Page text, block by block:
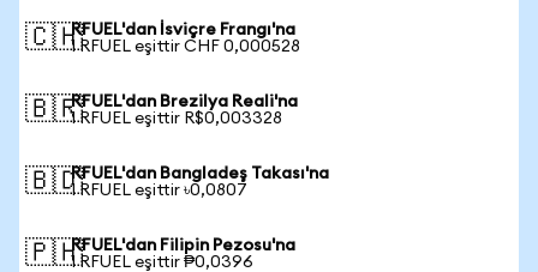
🇨🇭RFUEL'dan İsviçre Frangı'na
1 RFUEL eşittir CHF 0,000528
🇧🇷RFUEL'dan Brezilya Reali'na
1 RFUEL eşittir R$0,003328
🇧🇩RFUEL'dan Bangladeş Takası'na
1 RFUEL eşittir ৳0,0807
🇵🇭RFUEL'dan Filipin Pezosu'na
1 RFUEL eşittir ₱0,0396